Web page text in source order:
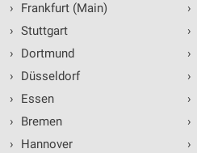
›
Frankfurt (Main)
› Stuttgart
›
Dortmund
›
Düsseldorf
›
Essen
›
Bremen
›
Hannover
›
›
›
›
›
›
›